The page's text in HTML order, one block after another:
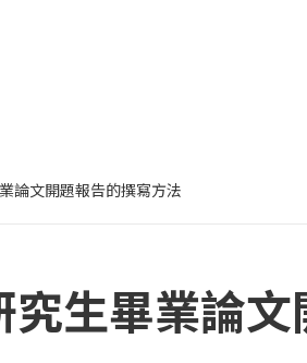
論文開題報告的撰寫方法
究生畢業論